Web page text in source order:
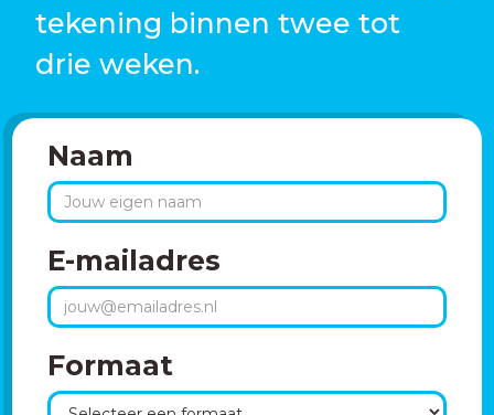
tekening binnen twee tot
drie weken.
Naam
E-mailadres
Formaat